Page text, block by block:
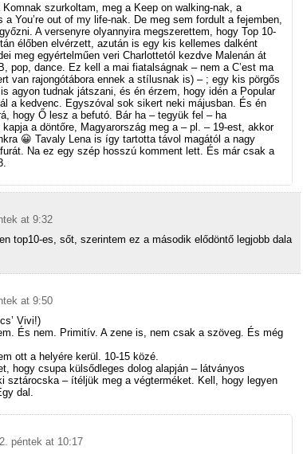
szurkoltam, meg a Keep on walking-nak, a
a You’re out of my life-nak. De meg sem fordult a fejemben,
A versenyre olyannyira megszerettem, hogy Top 10-
élőben elvérzett, azután is egy kis kellemes dalként
meg egyértelműen veri Charlottetól kezdve Malenán át
pop, dance. Ez kell a mai fiatalságnak – nem a C’est ma
van rajongótábora ennek a stílusnak is) – ; egy kis pörgős
agyon tudnak játszani, és én érzem, hogy idén a Popular
a kedvenc. Egyszóval sok sikert neki májusban. És én
hogy Ő lesz a befutó. Bár ha – tegyük fel – ha
a döntőre, Magyarország meg a – pl. – 19-est, akkor
😀 Tavaly Lena is így tartotta távol magától a nagy
Na ez egy szép hosszú komment lett. És már csak a
at 9:32
top10-es, sőt, szerintem ez a második elődöntő legjobb dala
at 9:50
Vivi!)
És nem. Primitív. A zene is, nem csak a szöveg. És még
ott a helyére kerül. 10-15 közé.
hogy csupa külsődleges dolog alapján – látványos
sztárocska – ítéljük meg a végterméket. Kell, hogy legyen
dal.
péntek at 10:17